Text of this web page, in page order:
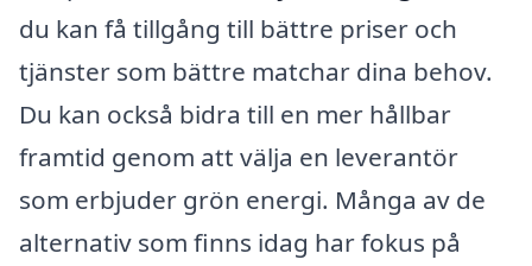
du kan få tillgång till bättre priser och
tjänster som bättre matchar dina behov.
Du kan också bidra till en mer hållbar
framtid genom att välja en leverantör
som erbjuder grön energi. Många av de
alternativ som finns idag har fokus på